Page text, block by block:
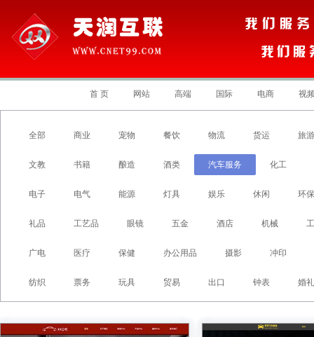
首 页 网站 高端 国际 电商 视
全部 商业 宠物 餐饮 物流 货运 旅游
文教 书籍 酿造 酒类 汽车服务 化工
电子 电气 能源 灯具 娱乐 休闲 环保
礼品 工艺品 眼镜 五金 酒店 机械
广电 医疗 保健 办公用品 摄影 冲印
纺织 票务 玩具 贸易 出口 钟表 婚礼
预览 预览